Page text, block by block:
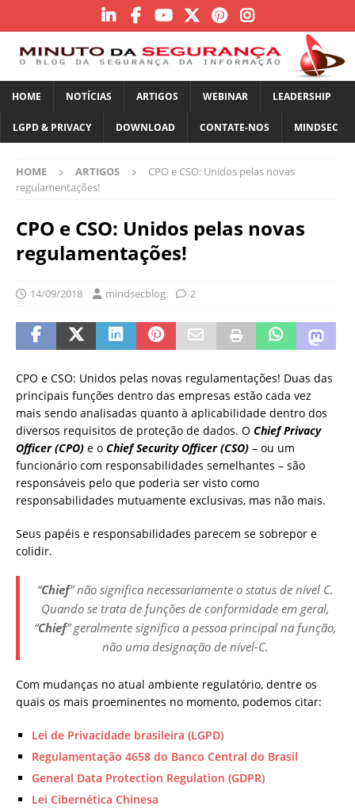
HOME NOTÍCIAS ARTIGOS WEBINAR LEADERSHIP
LGPD & PRIVACY DOWNLOAD CONTATE-NOS MINDSEC
HOME ARTIGOS
CPO e CSO: Unidos pelas novas
regulamentações!
CPO e CSO: Unidos pelas novas
regulamentações!
14/09/2018 mindsecblog 2
CPO e CSO: Unidos pelas novas regulamentações! Duas das
principais funções dentro das empresas estão cada vez
mais sendo analisadas quanto à aplicabilidade dentro dos
diversos requisitos de proteção de dados. O Chief Privacy
Officer (CPO) e o Chief Security Officer (CSO) – ou um
funcionário com responsabilidades semelhantes – são
responsáveis ​​pelo que poderia ser visto como
responsabilidades mutuamente exclusivas, mas não mais.
Seus papéis e responsabilidades parecem se sobrepor e
colidir.
“Chief” não significa necessariamente o status de nível C.
Quando se trata de funções de conformidade em geral,
“Chief” geralmente significa a pessoa principal na função,
não uma designação de nível-C.
Com mudanças no atual ambiente regulatório, dentre os
quais os mais proeminentes no momento, podemos citar:
Lei de Privacidade brasileira (LGPD)
Regulamentação 4658 do Banco Central do Brasil
General Data Protection Regulation (GDPR)
Lei Cibernética Chinesa